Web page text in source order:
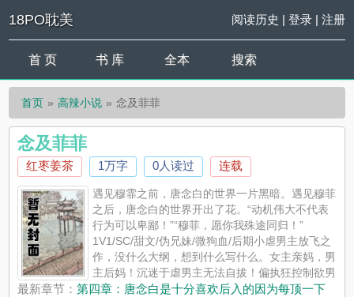
18PO耽美 阅读历史 | 登录| 注册
首 页 书 库 全本 搜索
首页 高辣小说 念及菲菲
念及菲菲
红枣姜茶 1万字 0人读过 连载
遇见穆霏之前，唐念白的世界一片黑暗。遇见穆菲
之后，唐念白的世界开出了花。“动机伟大不代表
行为可以卑鄙！”“穆菲，愿你我殊途同归！”
1V1/SC/甜文/伪兄妹/微狗血/后期小虐男主放飞之
作，没什么大纲，想到什么写什么。女主亲妈，男
主后妈！沉迷于虐男主无法自拔！偏执狂控制欲男
主+人比花娇易推倒女主剧情为主肉为辅，文火炖肉水到渠成。小
最新章节：第四章：唐念白是十分喜欢后入的因为每顶一下